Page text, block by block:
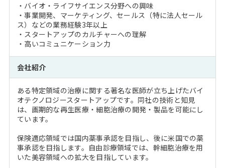
・バイオ・ライフサイエンス分野への興味
・事業開発、マーケティング、セールス（特に法人セール
ス）などの業務経験3年以上
・スタートアップのカルチャーへの理解
・高いコミュニケーション力
会社紹介
ある特定領域の治療に関する著名な医師が立ち上げたバイ
オテクノロジースタートアップです。同社の技術と知見
は、画期的な再生医療・細胞治療の開発・製品を可能にし
ています。
保険適応領域では国内薬事承認を目指し、後に米国での薬
事承認を目指します。自由診療領域では、幹細胞治療を用
いた美容領域への拡大を目指しています。